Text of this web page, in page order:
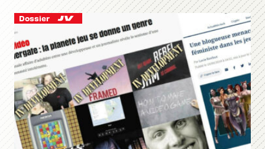
Dossier